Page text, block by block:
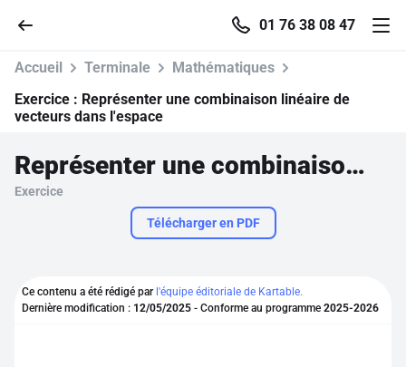
01 76 38 08 47
Parcourir
Se connecter
Accueil Terminale
Mathématiques
Exercice : Représenter une combinaison linéaire de
vecteurs dans l'espace
Représenter une combinaison linéaire de vecteurs dans l'espace
Exercice
Télécharger en PDF
Ce contenu a été rédigé par l'équipe éditoriale de Kartable.
Dernière modification : 12/05/2025 - Conforme au programme 2025-2026